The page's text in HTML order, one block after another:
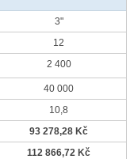
3"
12
2 400
40 000
10,8
93 278,28 Kč
112 866,72 Kč